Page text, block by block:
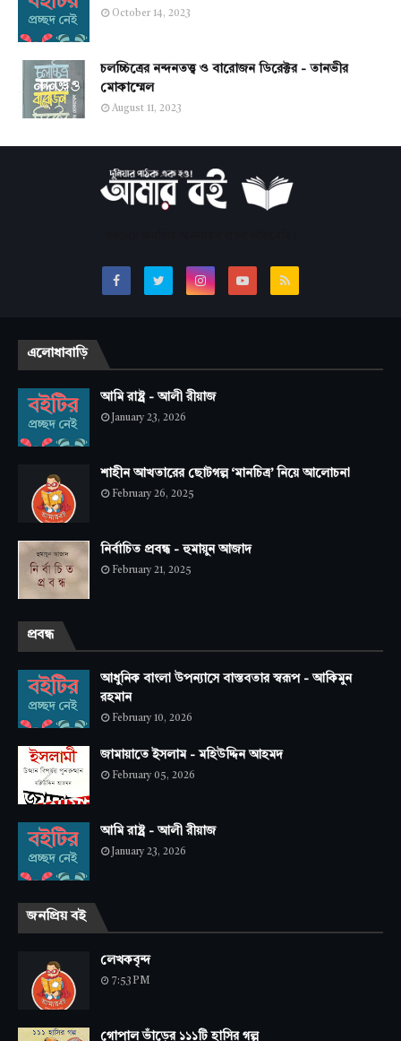
October 14, 2023
চলচ্চিত্রের নন্দনতত্ত্ব ও বারোজন ডিরেক্টর - তানভীর
মোকাম্মেল
August 11, 2023
এলোধাবাড়ি
আমি রাষ্ট্র - আলী রীয়াজ
January 23, 2026
শাহীন আখতারের ছোটগল্প ‘মানচিত্র’ নিয়ে আলোচনা
February 26, 2025
নির্বাচিত প্রবন্ধ - হুমায়ুন আজাদ
February 21, 2025
প্রবন্ধ
আধুনিক বাংলা উপন্যাসে বাস্তবতার স্বরূপ - আকিমুন
রহমান
February 10, 2026
জামায়াতে ইসলাম - মহিউদ্দিন আহমদ
February 05, 2026
আমি রাষ্ট্র - আলী রীয়াজ
January 23, 2026
জনপ্রিয় বই
লেখকবৃন্দ
7:53 PM
গোপাল ভাঁড়ের ১১১টি হাসির গল্প